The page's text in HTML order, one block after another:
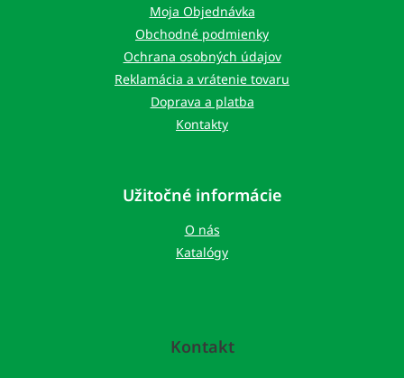
Moja Objednávka
Obchodné podmienky
Ochrana osobných údajov
Reklamácia a vrátenie tovaru
Doprava a platba
Kontakty
Užitočné informácie
O nás
Katalógy
Kontakt